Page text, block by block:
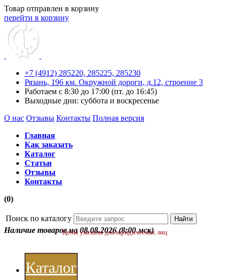
Товар отправлен в корзину
перейти в корзину
+7 (4912) 285220, 285225, 285230
Рязань, 196 км. Окружной дороги, д.12, строение 3
Работаем с 8:30 до 17:00 (пт. до 16:45)
Выходные дни: суббота и воскресенье
О нас Отзывы Контакты Полная версия
Главная
Как заказать
Каталог
Статьи
Отзывы
Контакты
(0)
Поиск по каталогу
Наличие товаров на 08.08.2026 (8:00 мск)
Цены указаны для юридических лиц
Каталог